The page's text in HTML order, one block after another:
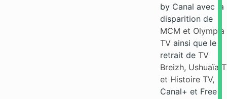
by Canal avec la
disparition de
MCM et Olympia
TV ainsi que le
retrait de TV
Breizh, Ushuaïa
et Histoire TV,
Canal+ et Free